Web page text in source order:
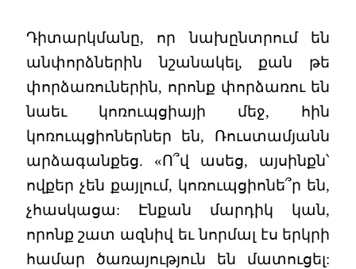
Դիտարկմանը, որ նախընտրում են
անփորձներին նշանակել, քան թե
փորձառուներին, որոնք փորձառու են
նաեւ կոռուպցիայի մեջ, հին
կոռուպցիոներներ են, Ռուստամյանն
արձագանքեց. «Ո՞վ ասեց, այսինքն՝
ովքեր չեն քայլում, կոռուպցիոնե՞ր են,
չհասկացա: Էնքան մարդիկ կան,
որոնք շատ ազնիվ եւ նորմալ էս երկրի
համար ծառայություն են մատուցել: